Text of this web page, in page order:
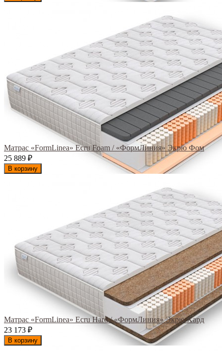
Матрас «FormLinea» Ecru Foam / «ФормЛиния» Экрю Фом
25 889 ₽
В корзину
Матрас «FormLinea» Ecru Hard / «ФормЛиния» Экрю Хард
23 173 ₽
В корзину